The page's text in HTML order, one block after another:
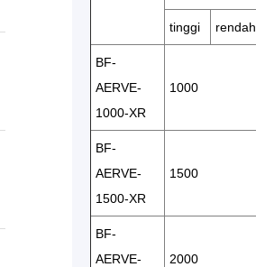
tinggi
rendah
BF-
AERVE-
1000-XR
1000
BF-
AERVE-
1500-XR
1500
BF-
AERVE-
2000